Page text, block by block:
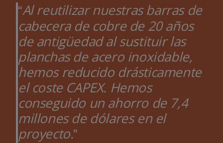
Al reutilizar nuestras barras de
cabecera de cobre de 20 años
de antigüedad al sustituir las
planchas de acero inoxidable,
hemos reducido drásticamente
el coste CAPEX. Hemos
conseguido un ahorro de 7,4
millones de dólares en el
proyecto.